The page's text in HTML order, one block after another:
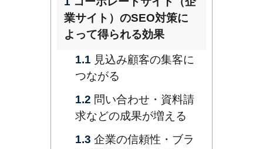
業サイト）のSEO対策に
よって得られる効果
1.1 見込み顧客の集客に
つながる
1.2 問い合わせ・資料請
求などの成果が増える
1.3 企業の信頼性・ブラ